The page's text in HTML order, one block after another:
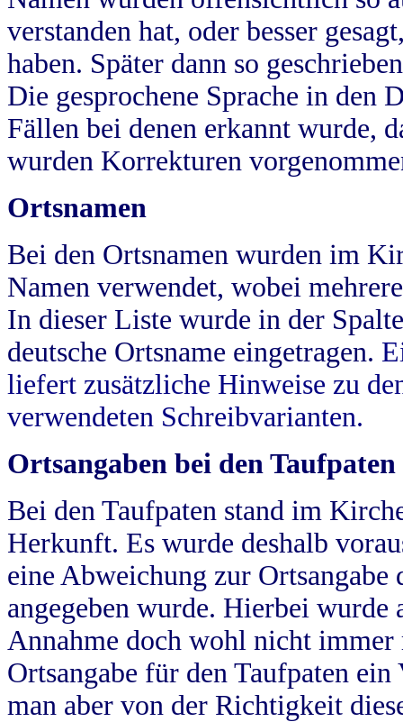
verstanden hat, oder besser
haben. Später dann so
Die gesprochene Sprache in
Fällen bei denen erkannt wurde,
wurden Korrekturen
Ortsnamen
Bei den Ortsnamen wurden im
Namen verwendet, wobei
In dieser Liste wurde in der
deutsche Ortsname eingetragen.
liefert zusätzliche Hinweise zu
verwendeten Schreibvarianten.
Ortsangaben bei den Taufpaten
Bei den Taufpaten stand im
Herkunft. Es wurde deshalb
eine Abweichung zur
angegeben wurde. Hierbei wurde
Annahme doch wohl nicht
Ortsangabe für den Taufpaten
man aber von der Richtigkeit